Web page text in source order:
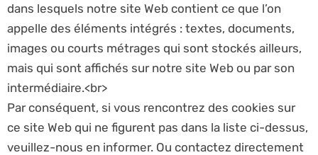
dans lesquels notre site Web contient ce que l’on
appelle des éléments intégrés : textes, documents,
images ou courts métrages qui sont stockés ailleurs,
mais qui sont affichés sur notre site Web ou par son
intermédiaire.<br>
Par conséquent, si vous rencontrez des cookies sur
ce site Web qui ne figurent pas dans la liste ci-dessus,
veuillez-nous en informer. Ou contactez directement